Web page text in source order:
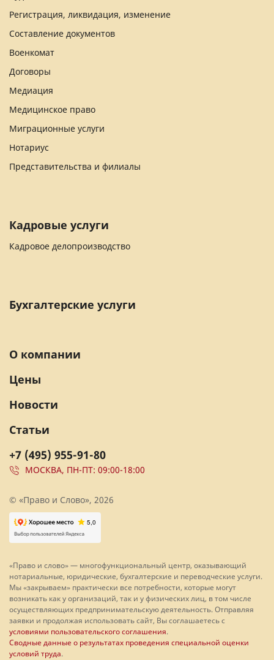
Регистрация, ликвидация, изменение
Составление документов
Военкомат
Договоры
Медиация
Медицинское право
Миграционные услуги
Нотариус
Представительства и филиалы
Кадровые услуги
Кадровое делопроизводство
Бухгалтерские услуги
+7 (495) 955-91-80
МОСКВА, ПН-ПТ: 09:00-18:00
О компании
Цены
Новости
Статьи
© «Право и Слово», 2026
«Право и слово» — многофункциональный центр, оказывающий
нотариальные, юридические, бухгалтерские и переводческие услуги.
Мы «закрываем» практически все потребности, которые могут
возникать как у организаций, так и у физических лиц, в том числе
осуществляющих предпринимательскую деятельность. Отправляя
заявки и продолжая использовать сайт, Вы соглашаетесь с
условиями пользовательского соглашения.
Сводные данные о результатах проведения специальной оценки
условий труда.